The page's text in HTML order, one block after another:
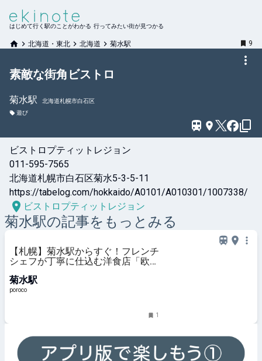
はじめて行く駅のことがわかる 行ってみたい街が見つかる
北海道・東北 北海道 菊水駅 9
素敵な街角ビストロ
菊水駅
北海道札幌市白石区
遊び
ビストロプティットレジョン
011-595-7565
北海道札幌市白石区菊水5-3-5-11
https://tabelog.com/hokkaido/A0101/A010301/1007338/
ビストロプティットレジョン
菊水駅の記事をもっとみる
【札幌】菊水駅からすぐ！フレンチ
シェフが丁寧に仕込む洋食店「欧風
幌がもっと好きになる。おいしく、
楽しく、札幌女子のためのWEBサ
菊水駅
poroco
1